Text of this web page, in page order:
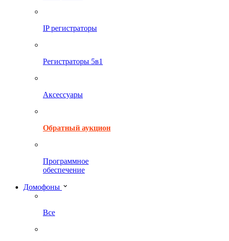
IP регистраторы
Регистраторы 5в1
Аксессуары
Обратный аукцион
Программное
обеспечение
Домофоны
Все